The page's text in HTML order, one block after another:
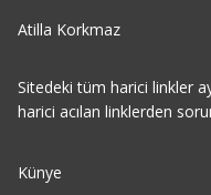
Atilla Korkmaz
Sitedeki tüm harici linkler
harici acılan linklerden
Künye